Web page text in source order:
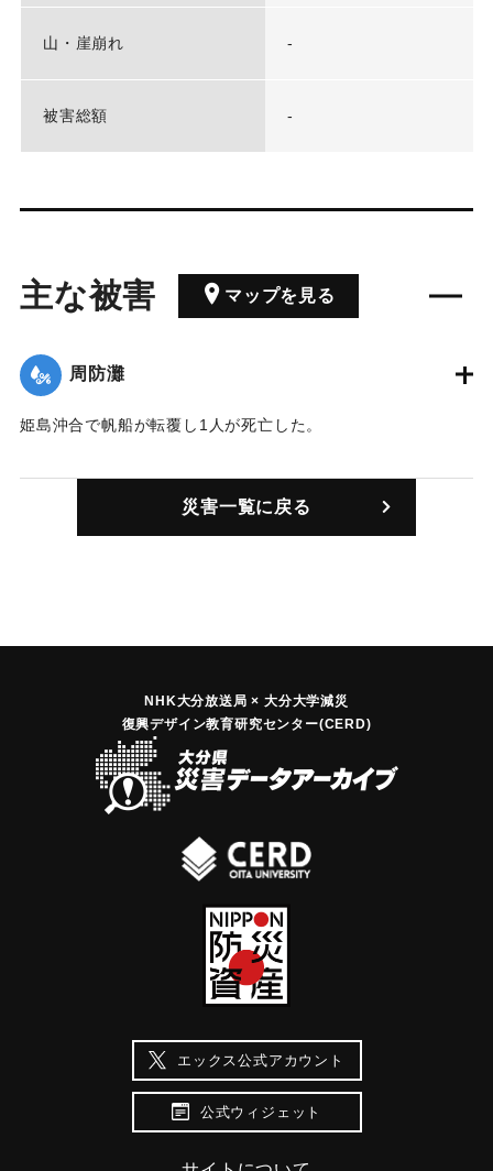
山・崖崩れ -
被害総額 -
主な被害 マップを見る
周防灘
姫島沖合で帆船が転覆し1人が死亡した。
｜固有コード:00405002
災害一覧に戻る
NHK大分放送局 × 大分大学減災
復興デザイン教育研究センター(CERD)
エックス公式アカウント
公式ウィジェット